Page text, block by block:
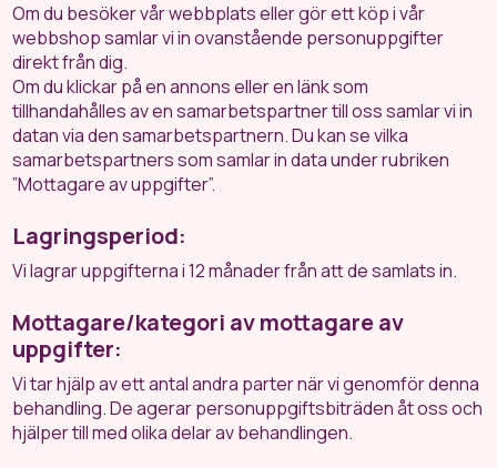
Om du besöker vår webbplats eller gör ett köp i vår
webbshop samlar vi in ovanstående personuppgifter
direkt från dig.
Om du klickar på en annons eller en länk som
tillhandahålles av en samarbetspartner till oss samlar vi in
datan via den samarbetspartnern. Du kan se vilka
samarbetspartners som samlar in data under rubriken
”Mottagare av uppgifter”.
Lagringsperiod:
Vi lagrar uppgifterna i 12 månader från att de samlats in.
Mottagare/kategori av mottagare av
uppgifter:
Vi tar hjälp av ett antal andra parter när vi genomför denna
behandling. De agerar personuppgiftsbiträden åt oss och
hjälper till med olika delar av behandlingen.